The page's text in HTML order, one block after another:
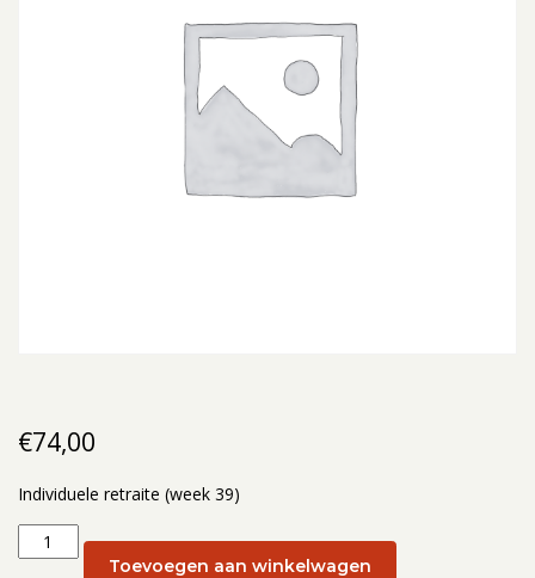
€74,00
Individuele retraite (week 39)
Individuele
retraite
Toevoegen aan winkelwagen